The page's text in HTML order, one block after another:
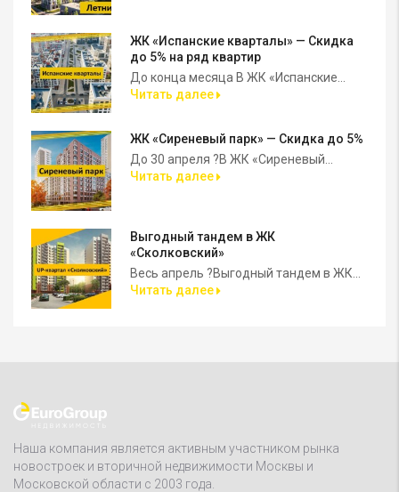
ЖК «Испанские кварталы» — Скидка
до 5% на ряд квартир
До конца месяца В ЖК «Испанские...
Читать далее
ЖК «Сиреневый парк» — Скидка до 5%
До 30 апреля ?В ЖК «Сиреневый...
Читать далее
Выгодный тандем в ЖК
«Сколковский»
Весь апрель ?Выгодный тандем в ЖК...
Читать далее
Наша компания является активным участником рынка
новостроек и вторичной недвижимости Москвы и
Московской области с 2003 года.